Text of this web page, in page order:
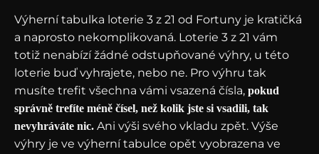
Výherní tabulka loterie 3 z 21 od Fortuny je kratičká
a naprosto nekomplikovaná. Loterie 3 z 21 vám
totiž nenabízí žádné odstupňované výhry, u této
loterie buď vyhrajete, nebo ne. Pro výhru tak
musíte trefit všechna vámi vsazená čísla, pokud
správně trefíte méně čísel, než kolik jste si vsadili, tak
nevyhráváte nic. Ani výši svého vkladu zpět. Výše
výhry je ve výherní tabulce opět vyobrazena ve